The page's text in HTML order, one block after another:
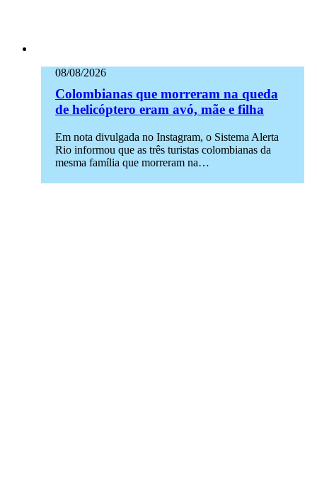
08/08/2026
Colombianas que morreram na queda
de helicóptero eram avó, mãe e filha
Em nota divulgada no Instagram, o Sistema Alerta
Rio informou que as três turistas colombianas da
mesma família que morreram na…